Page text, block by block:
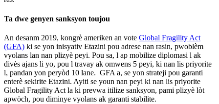
Ta dwe genyen sanksyon toujou
An desanm 2019, kongrè ameriken an vote Global Fragility Act
(GFA) ki se yon inisyativ Etazini pou adrese nan rasin, pwoblèm
vyolans lan nan plizyè peyi. Pou sa, l ap mobilize diplomasi l ak
divès ajans li yo, pou l travay ak omwens 5 peyi, ki nan lis priyorite
l, pandan yon peryòd 10 lane. GFA a, se yon strateji pou garanti
enterè sekirite Etazini. Ayiti se youn nan peyi ki nan lis priyorite
Global Fragility Act la ki prevwa itilize sanksyon, pami plizyè lòt
apwòch, pou diminye vyolans ak garanti stabilite.